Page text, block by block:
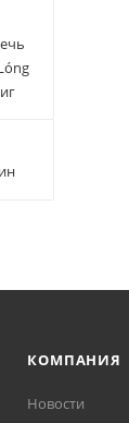
КОМПАНИЯ
Новости